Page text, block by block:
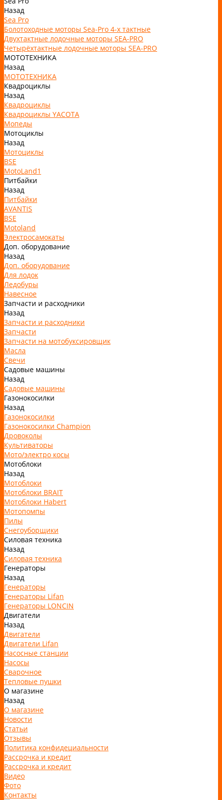
Назад
Sea Pro
Болотоходные моторы Sea-Pro 4-х тактные
Двухтактные лодочные моторы SEA-PRO
Четырёхтактные лодочные моторы SEA-PRO
МОТОТЕХНИКА
Назад
МОТОТЕХНИКА
Квадроциклы
Назад
Квадроциклы
Квадроциклы YACOTA
Мопеды
Мотоциклы
Назад
Мотоциклы
BSE
MotoLand1
Питбайки
Назад
Питбайки
AVANTIS
BSE
Motoland
Электросамокаты
Доп. оборудование
Назад
Доп. оборудование
Для лодок
Ледобуры
Навесное
Запчасти и расходники
Назад
Запчасти и расходники
Запчасти
Запчасти на мотобуксировщик
Масла
Свечи
Садовые машины
Назад
Садовые машины
Газонокосилки
Назад
Газонокосилки
Газонокосилки Champion
Дровоколы
Культиваторы
Мото/электро косы
Мотоблоки
Назад
Мотоблоки
Мотоблоки BRAIT
Мотоблоки Habert
Мотопомпы
Пилы
Снегоуборщики
Силовая техника
Назад
Силовая техника
Генераторы
Назад
Генераторы
Генераторы Lifan
Генераторы LONCIN
Двигатели
Назад
Двигатели
Двигатели Lifan
Насосные станции
Насосы
Сварочное
Тепловые пушки
О магазине
Назад
О магазине
Новости
Статьи
Отзывы
Политика конфидециальности
Рассрочка и кредит
Рассрочка и кредит
Видео
Фото
Контакты